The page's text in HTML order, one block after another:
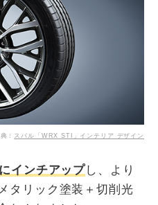
： スバル「WRX STI」インテリア デザイン
インチアップし、より
タリック塗装＋切削光